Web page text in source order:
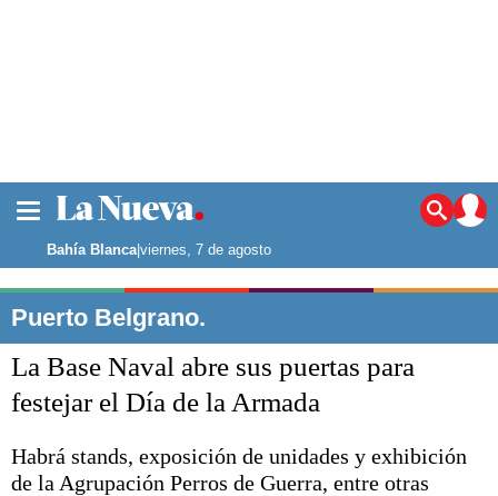
Noticias
La ciudad
Punta Alta
El mundo
Seguridad
Deportes
Escenario Olímpico
Liga del Sur
Bahía Blanca|viernes, 7 de agosto
Puerto Belgrano.
La Base Naval abre sus puertas para
festejar el Día de la Armada
Habrá stands, exposición de unidades y exhibición
de la Agrupación Perros de Guerra, entre otras